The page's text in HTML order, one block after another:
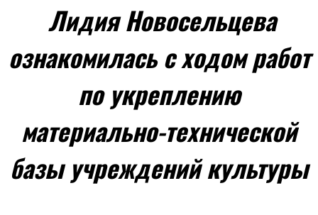
Лидия Новосельцева
ознакомилась с ходом работ
по укреплению
материально-технической
базы учреждений культуры